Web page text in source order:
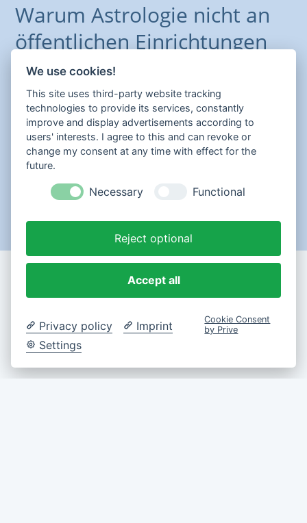
Warum Astrologie nicht an
öffentlichen Einrichtungen
gelehrt werden darf
Auch darüber muss gesprochen werden. Nach eigener
Erfahrung, dass astrologischer Unterricht an öffentlichen
Einrichtungen nicht gewünscht oder untersagt wird, ist dieser
Text entstanden, den ich niemanden vorenthalten möchte. -
Daphono anklicken
We use cookies!
This site uses third-party website tracking
technologies to provide its services, constantly
improve and display advertisements according to
users' interests. I agree to this and can revoke or
change my consent at any time with effect for the
future.
Necessary Functional
Reject optional
Accept all
Privacy policy
Imprint
Settings
Cookie Consent
by Prive